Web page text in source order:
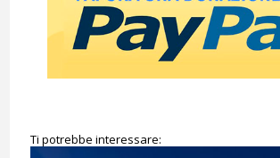
Ti potrebbe interessare: